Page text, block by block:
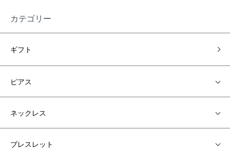
カテゴリー
ギフト
ピアス
ネックレス
ブレスレット